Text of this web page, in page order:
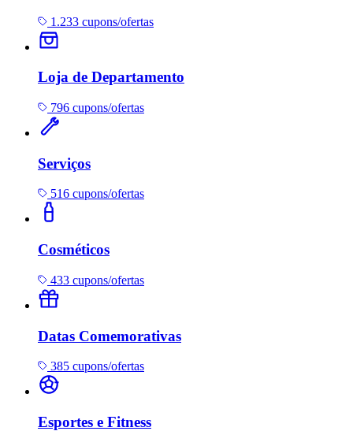
1.233 cupons/ofertas
Loja de Departamento
796 cupons/ofertas
Serviços
516 cupons/ofertas
Cosméticos
433 cupons/ofertas
Datas Comemorativas
385 cupons/ofertas
Esportes e Fitness